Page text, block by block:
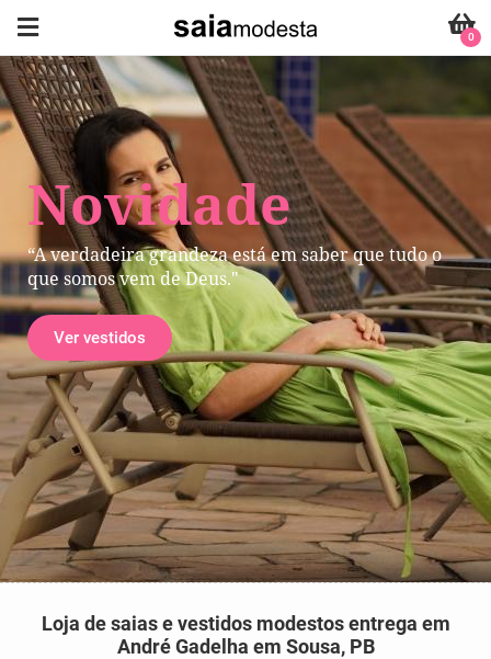
Novidade
“A verdadeira grandeza está em saber que tudo o
que somos vem de Deus."
Ver vestidos
0
Loja de saias e vestidos modestos entrega em
André Gadelha em Sousa, PB